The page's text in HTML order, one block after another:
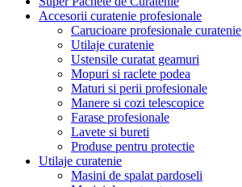
Accesorii curatenie profesionale
Carucioare profesionale curatenie
Utilaje curatenie
Ustensile curatat geamuri
Mopuri si raclete podea
Maturi si perii profesionale
Manere si cozi telescopice
Farase profesionale
Lavete si bureti
Produse pentru protectie
Utilaje curatenie
Masini de spalat pardoseli